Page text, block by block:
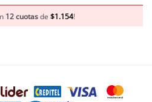
12 cuotasde $1.154!